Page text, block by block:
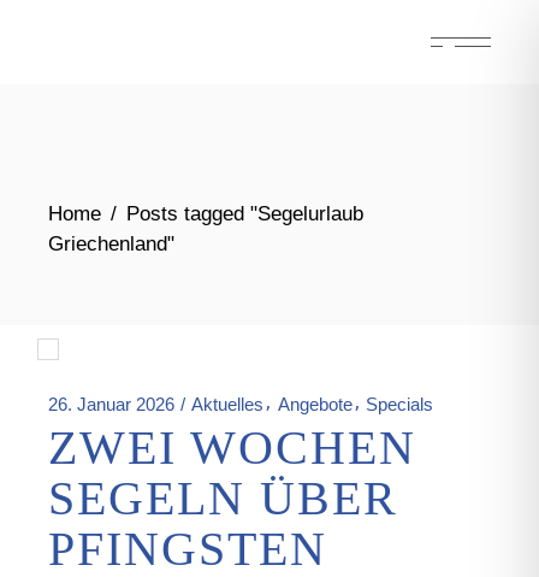
Home
Posts tagged "Segelurlaub
Griechenland"
26. Januar 2026 Aktuelles Angebote Specials
ZWEI WOCHEN
SEGELN ÜBER
PFINGSTEN